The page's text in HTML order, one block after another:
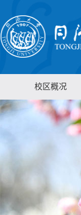
校区概况